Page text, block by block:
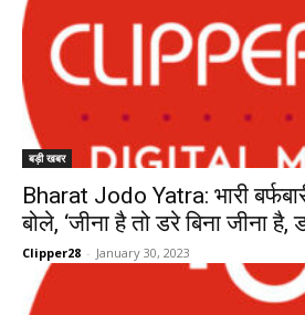
बड़ी खबर
Bharat Jodo Yatra: भारी
बोले, ‘जीना है तो डरे बिना जीना है,
Clipper28 - January 30, 2023